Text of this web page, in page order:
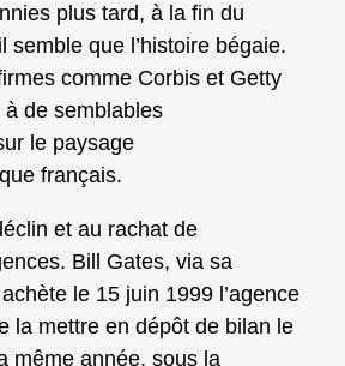
plus tard, à la fin du
semble que l’histoire bégaie.
comme Corbis et Getty
de semblables
le paysage
français.
et au rachat de
Bill Gates, via sa
le 15 juin 1999 l’agence
la mettre en dépôt de bilan le
même année, sous la